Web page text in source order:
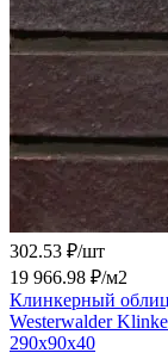
302.53 ₽/шт
19 966.98 ₽/м2
Клинкерный
Westerwalder
290x90x40